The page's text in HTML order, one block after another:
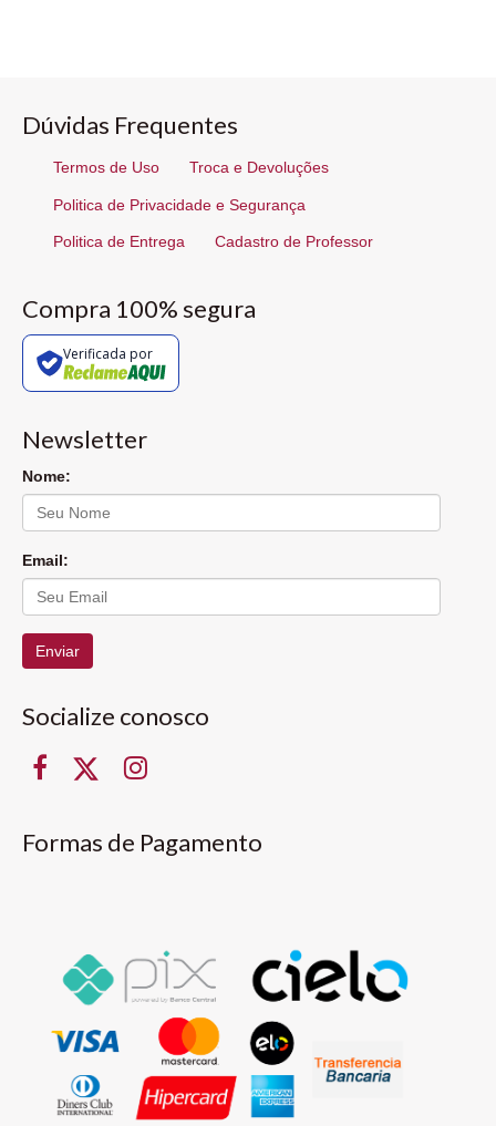
Dúvidas Frequentes
Termos de Uso Troca e Devoluções
Politica de Privacidade e Segurança
Politica de Entrega Cadastro de Professor
Compra 100% segura
Verificada por
Newsletter
Nome:
Email:
Enviar
Socialize conosco
Formas de Pagamento